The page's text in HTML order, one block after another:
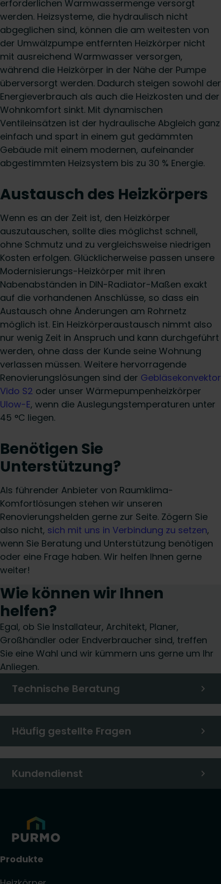
erforderlichen Warmwassermenge versorgt
werden. Heizsysteme, die hydraulisch nicht
abgeglichen sind, können die am weitesten von
der Umwälzpumpe entfernten Heizkörper nicht
mit ausreichend Warmwasser versorgen,
während die Heizkörper in der Nähe der Pumpe
überversorgt werden. Dadurch steigen sowohl der
Energieverbrauch als auch die Heizkosten und der
Wohnkomfort sinkt. Mit dynamischen
Ventileinsätzen ist der hydraulische Abgleich ganz
einfach und spart in einem gut gedämmten
Gebäude mit einem modernen, aufeinander
abgestimmten Heizsystem bis zu 30 % Energie.
Austausch des Heizkörpers
Wenn es an der Zeit ist, den Heizkörper
auszutauschen, sollte dies möglichst schnell,
ohne Schmutz und zu vergleichsweise niedrigen
Kosten erfolgen. Glücklicherweise passen unsere
Modernisierungs-Heizkörper mit ihren
Nabenabständen in DIN-Radiator-Maßen exakt
auf die vorhandenen Anschlüsse, so dass ein
Austausch ohne Änderungen am Rohrnetz
möglich ist. Ein Heizkörperaustausch nimmt also
nur wenig Zeit in Anspruch und kann durchgeführt
werden, ohne dass der Kunde seine Wohnung
verlassen müssen. Weitere hervorragende
Renovierungslösungen sind der Gebläsekonvektor
Vido S2 oder unser Wärmepumpenheizkörper
Ulow-E, wenn die Auslegungstemperaturen unter
45 °C liegen.
Benötigen Sie
Unterstützung?
Als führender Anbieter von Raumklima-
Komfortlösungen stehen wir unseren
Renovierungshelden gerne zur Seite. Zögern Sie
also nicht, sich mit uns in Verbindung zu setzen,
wenn Sie Beratung und Unterstützung benötigen
oder eine Frage haben. Wir helfen Ihnen gerne
weiter!
Wie können wir Ihnen
helfen?
Egal, ob Sie Installateur, Architekt, Planer,
Großhändler oder Endverbraucher sind, treffen
Sie eine Wahl und wir kümmern uns gerne um Ihr
Anliegen.
Technische Beratung
Häufig gestellte Fragen
Kundendienst
Produkte